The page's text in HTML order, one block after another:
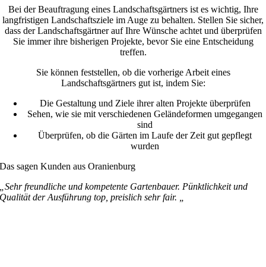
Bei der Beauftragung eines Landschaftsgärtners ist es wichtig, Ihre
langfristigen Landschaftsziele im Auge zu behalten. Stellen Sie sicher,
dass der Landschaftsgärtner auf Ihre Wünsche achtet und überprüfen
Sie immer ihre bisherigen Projekte, bevor Sie eine Entscheidung
treffen.
Sie können feststellen, ob die vorherige Arbeit eines
Landschaftsgärtners gut ist, indem Sie:
Die Gestaltung und Ziele ihrer alten Projekte überprüfen
Sehen, wie sie mit verschiedenen Geländeformen umgegangen
sind
Überprüfen, ob die Gärten im Laufe der Zeit gut gepflegt
wurden
Das sagen Kunden aus Oranienburg
„Sehr freundliche und kompetente Gartenbauer. Pünktlichkeit und
Qualität der Ausführung top, preislich sehr fair. „